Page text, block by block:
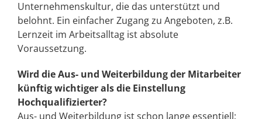
Unternehmenskultur, die das unterstützt und
belohnt. Ein einfacher Zugang zu Angeboten, z.B.
Lernzeit im Arbeitsalltag ist absolute
Voraussetzung.
Wird die Aus- und Weiterbildung der Mitarbeiter
künftig wichtiger als die Einstellung
Hochqualifizierter?
Aus- und Weiterbildung ist schon lange essentiell;